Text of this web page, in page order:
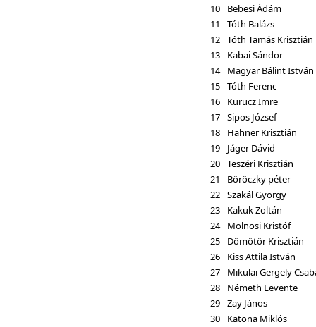
10
Bebesi Ádám
11
Tóth Balázs
12 Tóth Tamás Krisztián
13
Kabai Sándor
14 Magyar Bálint István
15 Tóth Ferenc
16
Kurucz Imre
17 Sipos József
18
Hahner Krisztián
19
Jáger Dávid
20 Teszéri Krisztián
21
Böröczky péter
22 Szakál György
23
Kakuk Zoltán
24
Molnosi Kristóf
25
Dömötör Krisztián
26
Kiss Attila István
27
Mikulai Gergely
28
Németh Levente
29 Zay János
30
Katona Miklós